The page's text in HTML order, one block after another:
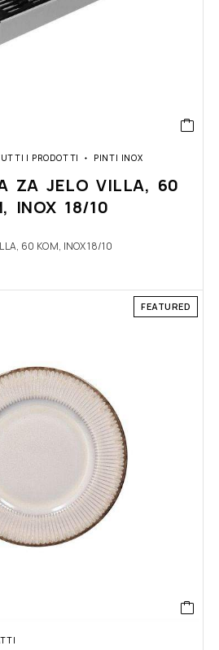
I PRODOTTI PINTI INOX
ZA JELO VILLA, 60
INOX 18/10
60 KOM, INOX 18/10
FEATURED